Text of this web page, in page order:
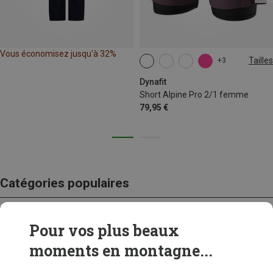
Vous économisez jusqu'à 32%
+3 Tailles
Dynafit
Short Alpine Pro 2/1 femme
79,95 €
XS M
Catégories populaires
CRAMPONS
Pour vos plus beaux
moments en montagne...